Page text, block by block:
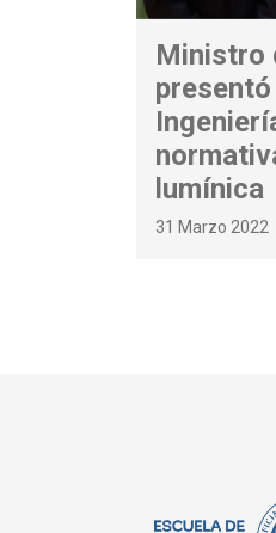
Ministro
lumínica
31 Marzo 2022